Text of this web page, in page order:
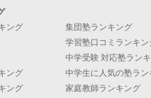
ング
集団塾ランキング
学習塾口コミランキン
中学受験 対応塾ラン
ング
中学生に人気の塾ラン
ング
家庭教師ランキング